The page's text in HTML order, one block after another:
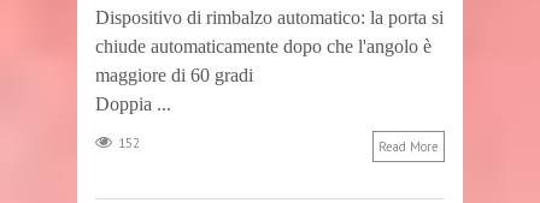
Dispositivo di rimbalzo automatico: la porta si
chiude automaticamente dopo che l'angolo è
maggiore di 60 gradi
Doppia ...
152 Read More